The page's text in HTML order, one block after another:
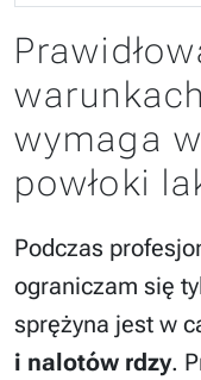
wymaga
powłoki
Podczas
ograniczam się
sprężyna jest w
i nalotów rdzy.